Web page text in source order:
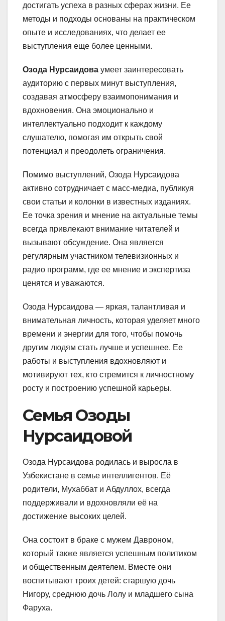
достигать успеха в разных сферах жизни. Ее
методы и подходы основаны на практическом
опыте и исследованиях, что делает ее
выступления еще более ценными.
Озода Нурсаидова умеет заинтересовать
аудиторию с первых минут выступления,
создавая атмосферу взаимопонимания и
вдохновения. Она эмоционально и
интеллектуально подходит к каждому
слушателю, помогая им открыть свой
потенциал и преодолеть ограничения.
Помимо выступлений, Озода Нурсаидова
активно сотрудничает с масс-медиа, публикуя
свои статьи и колонки в известных изданиях.
Ее точка зрения и мнение на актуальные темы
всегда привлекают внимание читателей и
вызывают обсуждение. Она является
регулярным участником телевизионных и
радио программ, где ее мнение и экспертиза
ценятся и уважаются.
Озода Нурсаидова — яркая, талантливая и
внимательная личность, которая уделяет много
времени и энергии для того, чтобы помочь
другим людям стать лучше и успешнее. Ее
работы и выступления вдохновляют и
мотивируют тех, кто стремится к личностному
росту и построению успешной карьеры.
Семья Озоды
Нурсаидовой
Озода Нурсаидова родилась и выросла в
Узбекистане в семье интеллигентов. Её
родители, Мухаббат и Абдуллох, всегда
поддерживали и вдохновляли её на
достижение высоких целей.
Она состоит в браке с мужем Давроном,
который также является успешным политиком
и общественным деятелем. Вместе они
воспитывают троих детей: старшую дочь
Нигору, среднюю дочь Лолу и младшего сына
Фаруха.